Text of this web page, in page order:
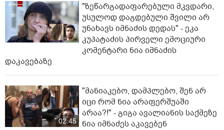
"ზეწარგადაფარებული მკვდარი,
უსულოდ დაგდებული შვილი არ
უნახავს იმნაძის დედას" - ეკა
კუპატაძის პირველი ემოციური
კომენტარი ნია იმნაძის
დაკავებაზე
02:45
"მანიაკებო, დამპლებო, შენ არ
იცი რომ ნია არაფერშუაში
არაა?!" - გიგა ავალიანის საქმეზე
ნია იმნაძეს აკავებენ